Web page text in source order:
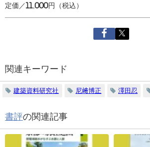
定価／11,000円（税込）
関連キーワード
建築資料研究社 尼﨑博正 澤田忍
書評の関連記事